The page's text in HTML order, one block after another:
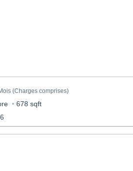
(Charges comprises)
• 678 sqft